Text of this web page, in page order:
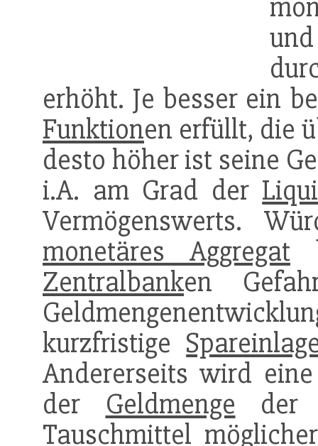
erhöht. Je besser ein
Funktionen erfüllt, die
desto höher ist seine
i.A. am Grad der
Vermögenswerts.
monetäres Aggregat
Zentralbanken
kurzfristige
Andererseits wird
der Geldmenge
Tauschmittel